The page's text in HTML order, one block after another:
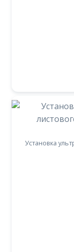
Установка